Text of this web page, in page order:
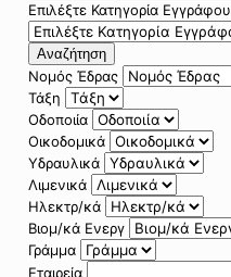
Επιλέξτε Κατηγορία Εγγράφου
Αναζήτηση
Νομός Έδρας
Τάξη
Οδοποιία
Οικοδομικά
Υδραυλικά
Λιμενικά
Ηλεκτρ/κά
Βιομ/κά Ενεργ
Γράμμα
Εταιρεία